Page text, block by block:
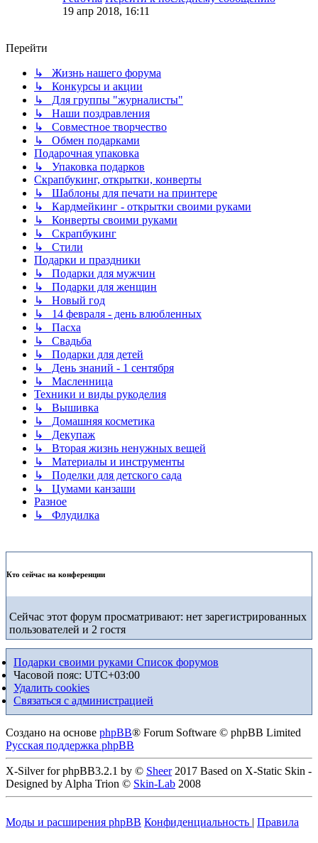
19 апр 2018, 16:11
Перейти
↳ Жизнь нашего форума
↳ Конкурсы и акции
↳ Для группы "журналисты"
↳ Наши поздравления
↳ Совместное творчество
↳ Обмен подарками
Подарочная упаковка
↳ Упаковка подарков
Скрапбукинг, открытки, конверты
↳ Шаблоны для печати на принтере
↳ Кардмейкинг - открытки своими руками
↳ Конверты своими руками
↳ Скрапбукинг
↳ Стили
Подарки и праздники
↳ Подарки для мужчин
↳ Подарки для женщин
↳ Новый год
↳ 14 февраля - день влюбленных
↳ Пасха
↳ Свадьба
↳ Подарки для детей
↳ День знаний - 1 сентября
↳ Масленница
Техники и виды рукоделия
↳ Вышивка
↳ Домашняя косметика
↳ Декупаж
↳ Вторая жизнь ненужных вещей
↳ Материалы и инструменты
↳ Поделки для детского сада
↳ Цумами канзаши
Разное
↳ Флудилка
Кто сейчас на конференции
Сейчас этот форум просматривают: нет зарегистрированных
пользователей и 2 гостя
Подарки своими руками Список форумов
Часовой пояс: UTC+03:00
Удалить cookies
Связаться с администрацией
Создано на основе phpBB® Forum Software © phpBB Limited
Русская поддержка phpBB
X-Silver for phpBB3.2.1 by © Sheer2017 Based on X-Static Skin -
Designed by Alpha Trion © Skin-Lab 2008
Моды и расширения phpBB Конфиденциальность | Правила